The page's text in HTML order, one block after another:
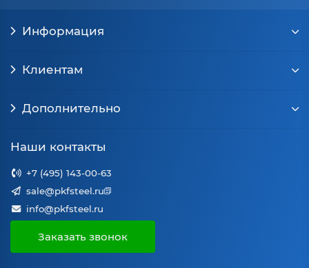
Информация
Клиентам
Дополнительно
Наши контакты
+7 (495) 143-00-63
sale@pkfsteel.ru
info@pkfsteel.ru
Заказать звонок